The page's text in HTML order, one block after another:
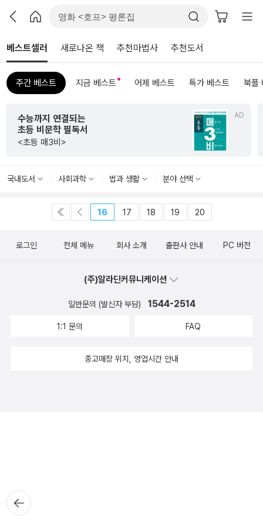
베스트셀러 새로나온 책 추천마법사 추천도서
주간 베스트 지금 베스트 어제 베스트 특가 베스트 북플
AD
수능까지 연결되는
초등 비문학 필독서
<초등 매3비>
국내도서 사회과학 법과 생활 분야 선택
16 17 18 19 20
뒤로가
기
로그인 전체 메뉴 회사 소개 출판사 안내 PC 버전
(주)알라딘커뮤니케이션
일반문의 (발신자 부담) 1544-2514
1:1 문의 FAQ
중고매장 위치, 영업시간 안내